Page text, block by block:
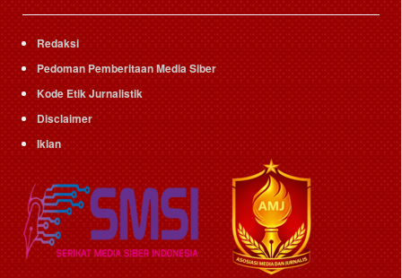
Redaksi
Pedoman Pemberitaan Media Siber
Kode Etik Jurnalistik
Disclaimer
Iklan